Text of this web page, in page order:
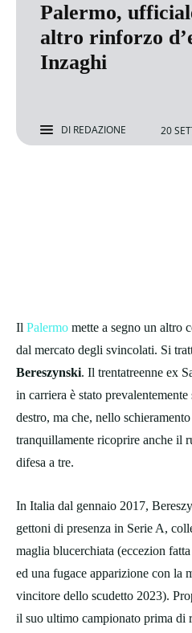
Palermo,
altro rinforzo
Inzaghi
DI REDAZIONE 20
Il Palermo mette a segno un altro
dal mercato degli svincolati. Si
Bereszynski. Il trentatreenne ex
in carriera è stato
destro, ma che, nello
tranquillamente ricoprire anche il
difesa a tre.
In Italia dal gennaio 2017,
gettoni di presenza in Serie A,
maglia blucerchiata (eccezion
ed una fugace apparizione con la
vincitore dello scudetto 2023).
il suo ultimo campionato prima di